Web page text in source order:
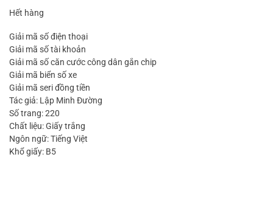
Hết hàng
Giải mã số điện thoại
Giải mã số tài khoản
Giải mã số căn cước công dân gắn chip
Giải mã biển số xe
Giải mã seri đồng tiền
Tác giả: Lập Minh Đường
Số trang: 220
Chất liệu: Giấy trắng
Ngôn ngữ: Tiếng Việt
Khổ giấy: B5